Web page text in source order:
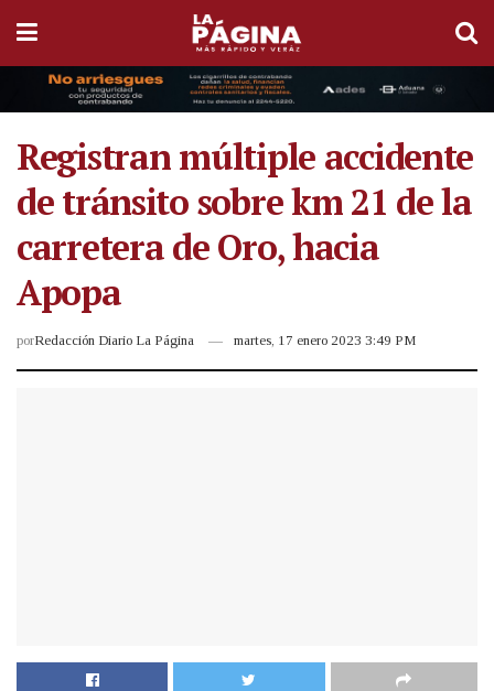
Registran múltiple accidente
de tránsito sobre km 21 de la
carretera de Oro, hacia
Apopa
porRedacción Diario La Página martes, 17 enero 2023 3:49 PM